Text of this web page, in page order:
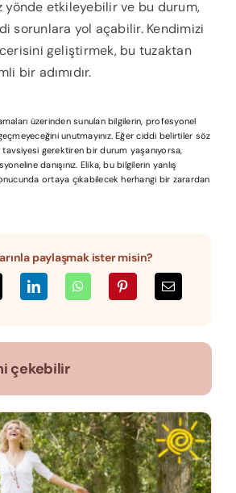
yönde etkileyebilir ve bu durum,
sorunlara yol açabilir. Kendimizi
geliştirmek, bu tuzaktan
bir adımıdır.
üzerinden sunulan bilgilerin, profesyonel
unutmayınız. Eğer ciddi belirtiler söz
gerektiren bir durum yaşanıyorsa,
danışınız. Elika, bu bilgilerin yanlış
ortaya çıkabilecek herhangi bir zarardan
paylaşmak ister misin?
çekebilir